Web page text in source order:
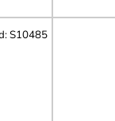
S10485